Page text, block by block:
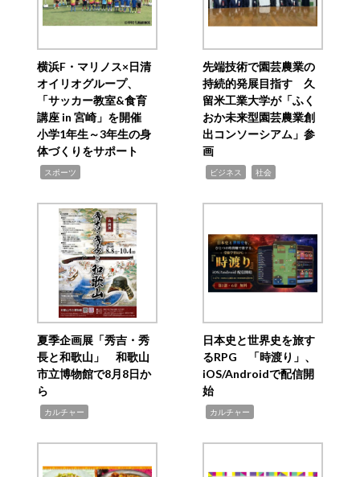
横浜F・マリノス×日清
オイリオグループ、
「サッカー教室&食育
講座 in 宮崎」を開催
小学1年生～3年生の身
体づくりをサポート
スポーツ
先端技術で園芸農業の
持続的発展目指す 久
留米工業大学が「ふく
おか未来型園芸農業創
出コンソーシアム」参
画
ビジネス 社会
夏季企画展「秀吉・秀
長と和歌山」 和歌山
市立博物館で8月8日か
ら
カルチャー
日本史と世界史を旅す
るRPG 「時渡り」、
iOS/Androidで配信開
始
カルチャー